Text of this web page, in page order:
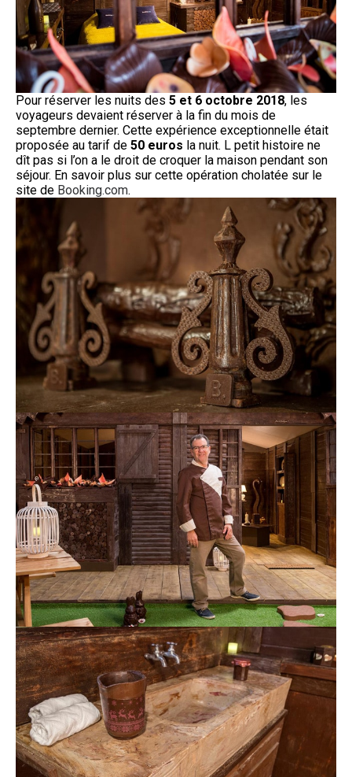
Pour réserver les nuits des 5 et 6 octobre 2018, les
voyageurs devaient réserver à la fin du mois de
septembre dernier. Cette expérience exceptionnelle était
proposée au tarif de 50 euros la nuit. L petit histoire ne
dît pas si l’on a le droit de croquer la maison pendant son
séjour. En savoir plus sur cette opération cholatée sur le
site de Booking.com.